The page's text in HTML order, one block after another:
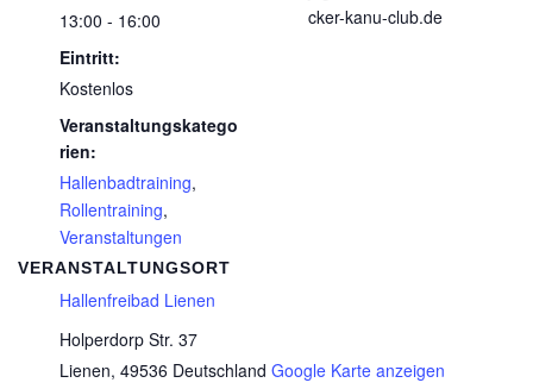
13:00 - 16:00
Eintritt:
Kostenlos
Veranstaltungskatego
rien:
Hallenbadtraining,
Rollentraining,
Veranstaltungen
VERANSTALTUNGSORT
Hallenfreibad Lienen
Holperdorp Str. 37
Lienen, 49536 Deutschland Google Karte anzeigen
cker-kanu-club.de